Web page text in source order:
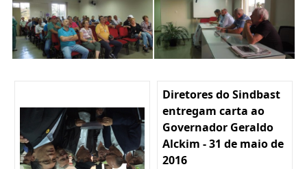
Diretores do Sindbast
entregam carta ao
Governador Geraldo
Alckim - 31 de maio de
2016